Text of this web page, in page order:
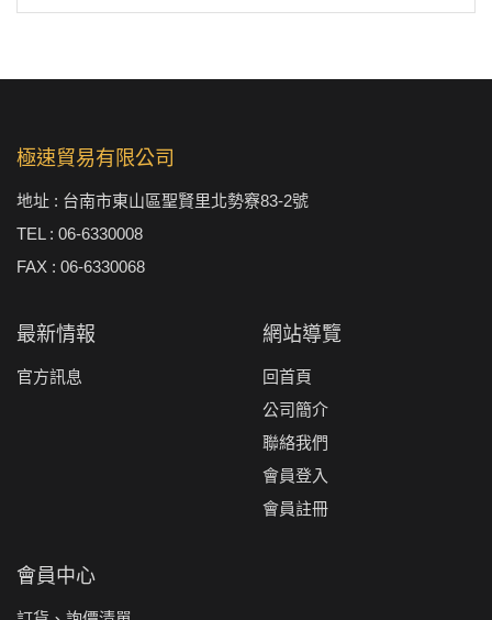
極速貿易有限公司
地址 : 台南市東山區聖賢里北勢竂83-2號
TEL : 06-6330008
FAX : 06-6330068
最新情報
官方訊息
網站導覽
回首頁
公司簡介
聯絡我們
會員登入
會員註冊
會員中心